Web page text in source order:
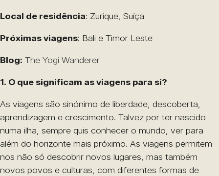
Local de residência: Zurique, Suíça
Próximas viagens: Bali e Timor Leste
Blog: The Yogi Wanderer
1. O que significam as viagens para si?
As viagens são sinónimo de liberdade, descoberta,
aprendizagem e crescimento. Talvez por ter nascido
numa ilha, sempre quis conhecer o mundo, ver para
além do horizonte mais próximo. As viagens permitem-
nos não só descobrir novos lugares, mas também
novos povos e culturas, com diferentes formas de